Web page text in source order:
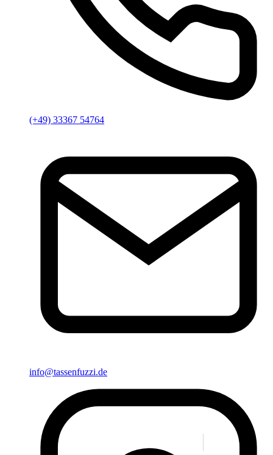
(+49) 33367 54764
info@tassenfuzzi.de